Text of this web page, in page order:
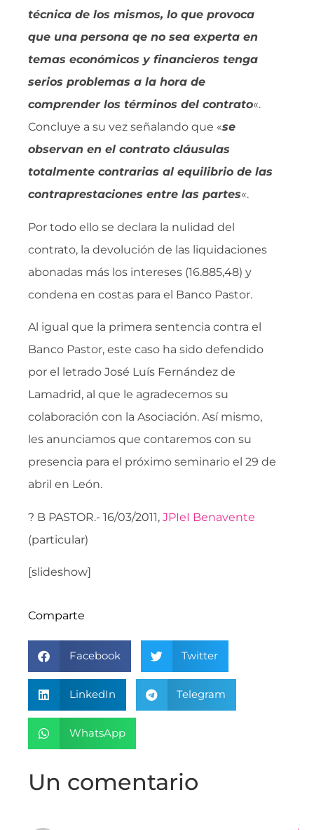
técnica de los mismos, lo que provoca
que una persona qe no sea experta en
temas económicos y financieros tenga
serios problemas a la hora de
comprender los términos del contrato«.
Concluye a su vez señalando que «se
observan en el contrato cláusulas
totalmente contrarias al equilibrio de las
contraprestaciones entre las partes«.
Por todo ello se declara la nulidad del
contrato, la devolución de las liquidaciones
abonadas más los intereses (16.885,48) y
condena en costas para el Banco Pastor.
Al igual que la primera sentencia contra el
Banco Pastor, este caso ha sido defendido
por el letrado José Luís Fernández de
Lamadrid, al que le agradecemos su
colaboración con la Asociación. Así mismo,
les anunciamos que contaremos con su
presencia para el próximo seminario el 29 de
abril en León.
? B PASTOR.- 16/03/2011, JPIeI Benavente
(particular)
[slideshow]
Comparte
Facebook Twitter
LinkedIn Telegram
WhatsApp
Un comentario